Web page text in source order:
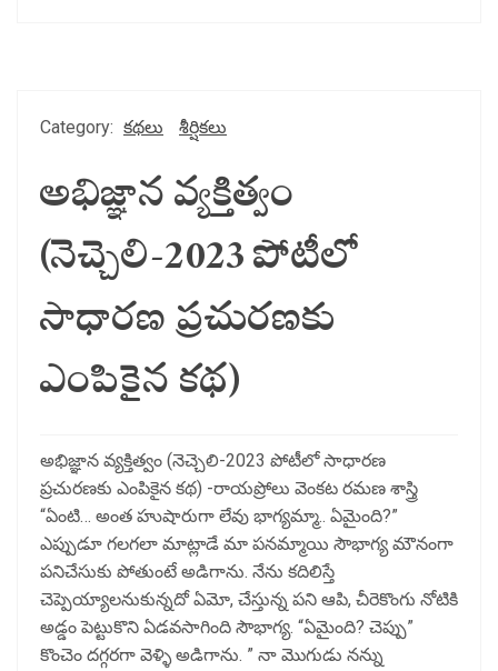
Category: కథలు శీర్షికలు
అభిజ్ఞాన వ్యక్తిత్వం
(నెచ్చెలి-2023 పోటీలో
సాధారణ ప్రచురణకు
ఎంపికైన కథ)
అభిజ్ఞాన వ్యక్తిత్వం (నెచ్చెలి-2023 పోటీలో సాధారణ
ప్రచురణకు ఎంపికైన కథ) -రాయప్రోలు వెంకట రమణ శాస్త్రి
“ఏంటి… అంత హుషారుగా లేవు భాగ్యమ్మా.. ఏమైంది?”
ఎప్పుడూ గలగలా మాట్లాడే మా పనమ్మాయి సౌభాగ్య మౌనంగా
పనిచేసుకు పోతుంటే అడిగాను. నేను కదిలిస్తే
చెప్పెయ్యాలనుకున్నదో ఏమో, చేస్తున్న పని ఆపి, చీరెకొంగు నోటికి
అడ్డం పెట్టుకొని ఏడవసాగింది సౌభాగ్య. “ఏమైంది? చెప్పు”
కొంచెం దగ్గరగా వెళ్ళి అడిగాను. ” నా మొగుడు నన్ను